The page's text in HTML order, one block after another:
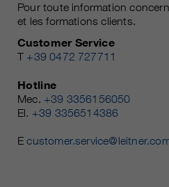
Pour toute information
et les formations clients.
Customer Service
T +39 0472 727711
Hotline
Mec. +39 3356156050
El. +39 3356514386
E